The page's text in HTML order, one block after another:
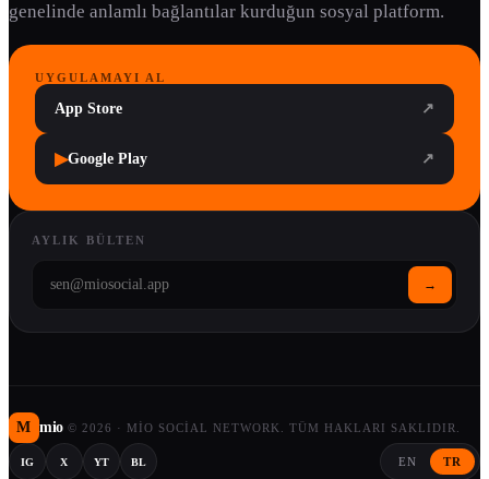
genelinde anlamlı bağlantılar kurduğun sosyal platform.
UYGULAMAYI AL
App Store ↗
▶Google Play ↗
AYLIK BÜLTEN
→
M mio © 2026 · MIO SOCIAL NETWORK. TÜM HAKLARI SAKLIDIR.
IG X YT BL EN TR